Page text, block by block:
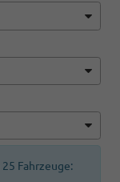
25 Fahrzeuge: